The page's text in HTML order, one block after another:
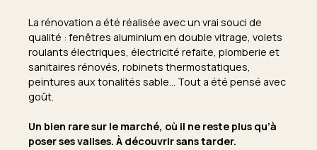
La rénovation a été réalisée avec un vrai souci de
qualité : fenêtres aluminium en double vitrage, volets
roulants électriques, électricité refaite, plomberie et
sanitaires rénovés, robinets thermostatiques,
peintures aux tonalités sable… Tout a été pensé avec
goût.
Un bien rare sur le marché, où il ne reste plus qu’à
poser ses valises. À découvrir sans tarder.